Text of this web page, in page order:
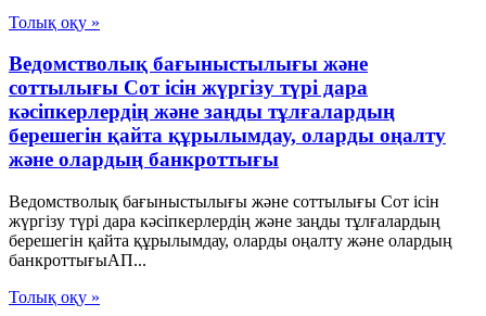
Толық оқу »
Ведомстволық бағыныстылығы және
соттылығы Сот ісін жүргізу түрі дара
кәсіпкерлердің және заңды тұлғалардың
берешегін қайта құрылымдау, оларды оңалту
және олардың банкроттығы
Ведомстволық бағыныстылығы және соттылығы Сот ісін
жүргізу түрі дара кәсіпкерлердің және заңды тұлғалардың
берешегін қайта құрылымдау, оларды оңалту және олардың
банкроттығыАП...
Толық оқу »